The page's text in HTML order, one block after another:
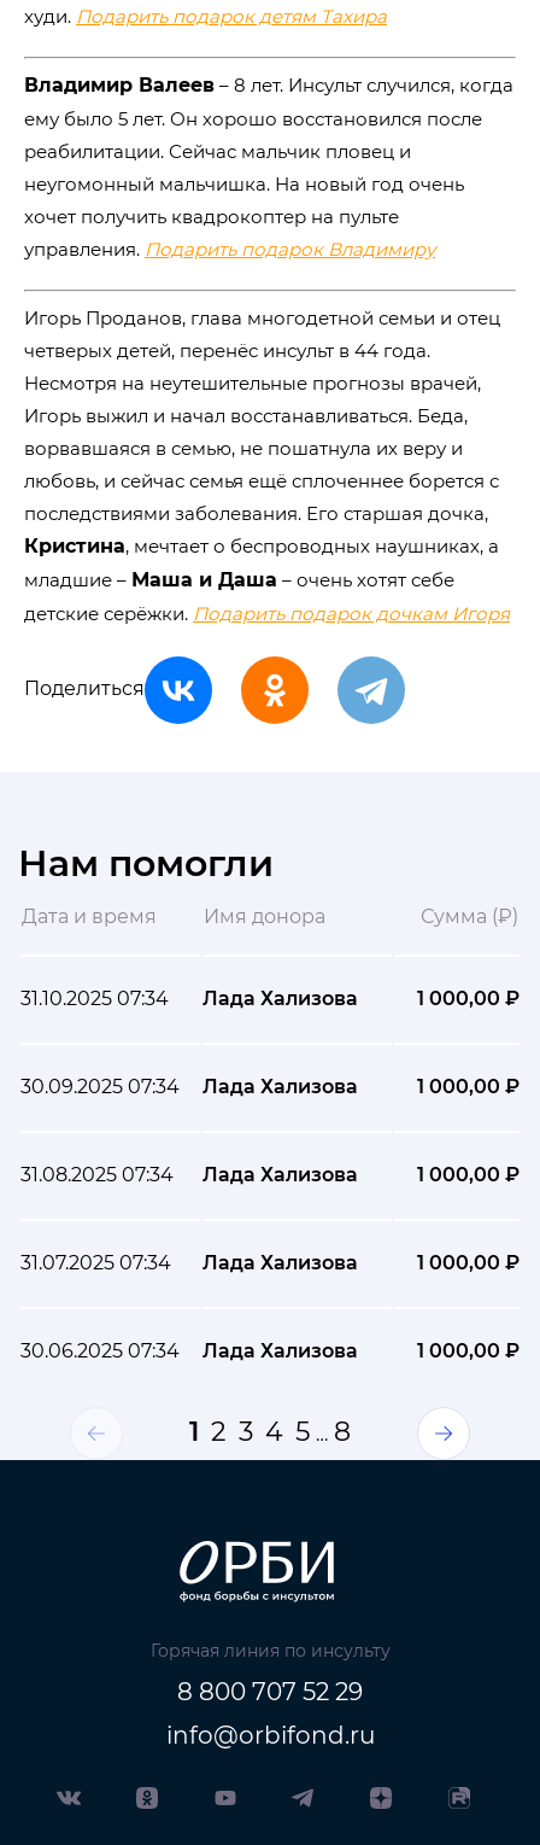
худи. Подарить подарок детям Тахира
Владимир Валеев – 8 лет. Инсульт случился, когда
ему было 5 лет. Он хорошо восстановился после
реабилитации. Сейчас мальчик пловец и
неугомонный мальчишка. На новый год очень
хочет получить квадрокоптер на пульте
управления. Подарить подарок Владимиру
Игорь Проданов, глава многодетной семьи и отец
четверых детей, перенёс инсульт в 44 года.
Несмотря на неутешительные прогнозы врачей,
Игорь выжил и начал восстанавливаться. Беда,
ворвавшаяся в семью, не пошатнула их веру и
любовь, и сейчас семья ещё сплоченнее борется с
последствиями заболевания. Его старшая дочка,
Кристина, мечтает о беспроводных наушниках, а
младшие – Маша и Даша – очень хотят себе
детские серёжки. Подарить подарок дочкам Игоря
Поделиться
Нам помогли
Дата и время Имя донора Сумма (₽)
31.10.2025 07:34 Лада Хализова 1 000,00 ₽
30.09.2025 07:34 Лада Хализова 1 000,00 ₽
31.08.2025 07:34 Лада Хализова 1 000,00 ₽
31.07.2025 07:34 Лада Хализова 1 000,00 ₽
30.06.2025 07:34 Лада Хализова 1 000,00 ₽
1 2 3 4 5 … 8
Горячая линия по инсульту
8 800 707 52 29
info@orbifond.ru